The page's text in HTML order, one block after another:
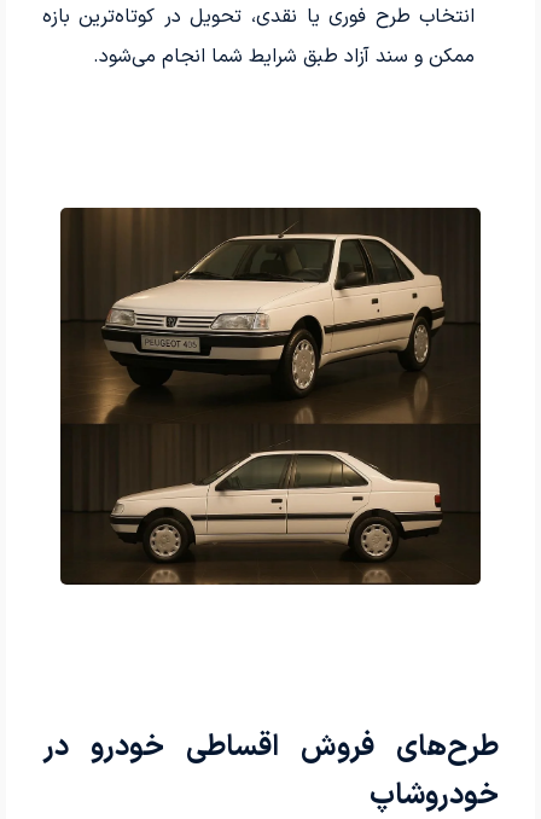
انتخاب طرح فوری یا نقدی، تحویل در کوتاه‌ترین بازه
ممکن و سند آزاد طبق شرایط شما انجام می‌شود.
طرح‌های فروش اقساطی خودرو در
خودروشاپ